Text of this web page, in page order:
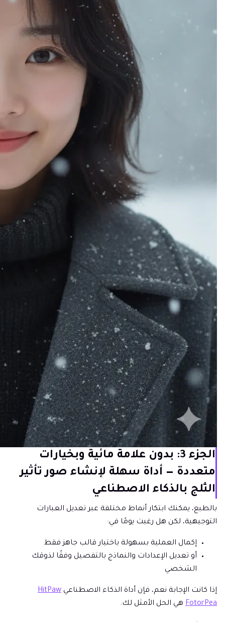
الجزء 3: بدون علامة مائية وبخيارات
متعددة — أداة سهلة لإنشاء صور تأثير
الثلج بالذكاء الاصطناعي
بالطبع، يمكنك ابتكار أنماط مختلفة عبر تعديل العبارات
التوجيهية، لكن هل رغبت يومًا في:
إكمال العملية بسهولة باختيار قالب جاهز فقط
أو تعديل الإعدادات والنماذج بالتفصيل وفقًا لذوقك
الشخصي
إذا كانت الإجابة نعم، فإن أداة الذكاء الاصطناعي HitPaw
FotorPea هي الحل الأمثل لك.